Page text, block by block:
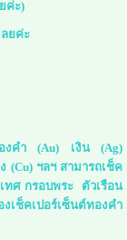
ค่ะ)
ลยค่ะ
ทองคำ (Au) เงิน (Ag)
(Cu) ฯลฯ สามารถเช็ค
ทศ กรอบพระ ตัวเรือน
เช็คเปอร์เซ็นต์ทองคำ